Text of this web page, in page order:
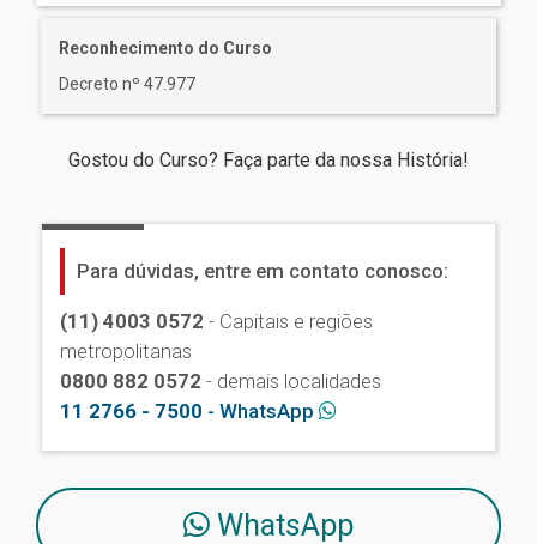
Reconhecimento do Curso
Decreto nº 47.977
Gostou do Curso? Faça parte da nossa História!
Para dúvidas, entre em contato conosco:
(11) 4003 0572 - Capitais e regiões
metropolitanas
0800 882 0572 - demais localidades
11 2766 - 7500 - WhatsApp
WhatsApp